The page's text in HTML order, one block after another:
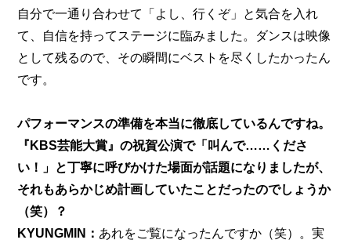
自分で一通り合わせて「よし、行くぞ」と気合を入れ
て、自信を持ってステージに臨みました。ダンスは映像
として残るので、その瞬間にベストを尽くしたかったん
です。
パフォーマンスの準備を本当に徹底しているんですね。
『KBS芸能大賞』の祝賀公演で「叫んで……くださ
い！」と丁寧に呼びかけた場面が話題になりましたが、
それもあらかじめ計画していたことだったのでしょうか
（笑）？
KYUNGMIN： あれをご覧になったんですか（笑）。実